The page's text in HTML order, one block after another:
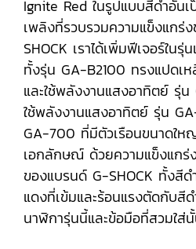
Ignite Red ในรูปแบบสีดำอัน
เพลิงที่รวบรวมความแข็งแกร่
SHOCK เราได้เพิ่มฟีเจอร์ในรุ่
ทั้งรุ่น GA-B2100 ทรงแปดเ
และใช้พลังงานแสงอาทิตย์ รุ่
ใช้พลังงานแสงอาทิตย์ รุ่น
GA-700 ที่มีตัวเรือนขนาดให
เอกลักษณ์ ด้วยความแข็งแกร่
ของแบรนด์ G-SHOCK ทั้งสีด
แดงที่เข้มและร้อนแรงตัดกับสีด
นาฬิการุ่นนี้และข้อมือที่สวมใส่